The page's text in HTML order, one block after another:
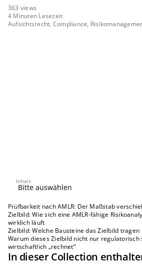
363 views
4 Minuten Lesezeit
Aufsichtsrecht, Compliance,
Inhalt
Inhalt
Prüfbarkeit nach AMLR: Der Maßstab
Zielbild: Wie sich eine AMLR-fähige
wirklich läuft
Zielbild: Welche Bausteine das Zielbild tragen
Warum dieses Zielbild nicht nur regulatorisch
wirtschaftlich „rechnet“
In dieser Collection